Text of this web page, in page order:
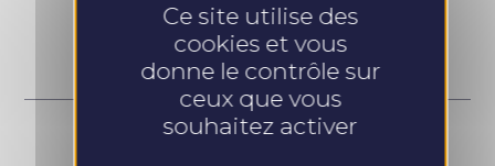
Ce site utilise des
cookies et vous
donne le contrôle sur
ceux que vous
souhaitez activer